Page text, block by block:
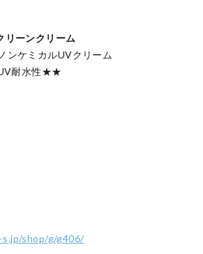
リーンクリーム
ンケミカルUVクリーム
耐水性★★
shop/g/g406/